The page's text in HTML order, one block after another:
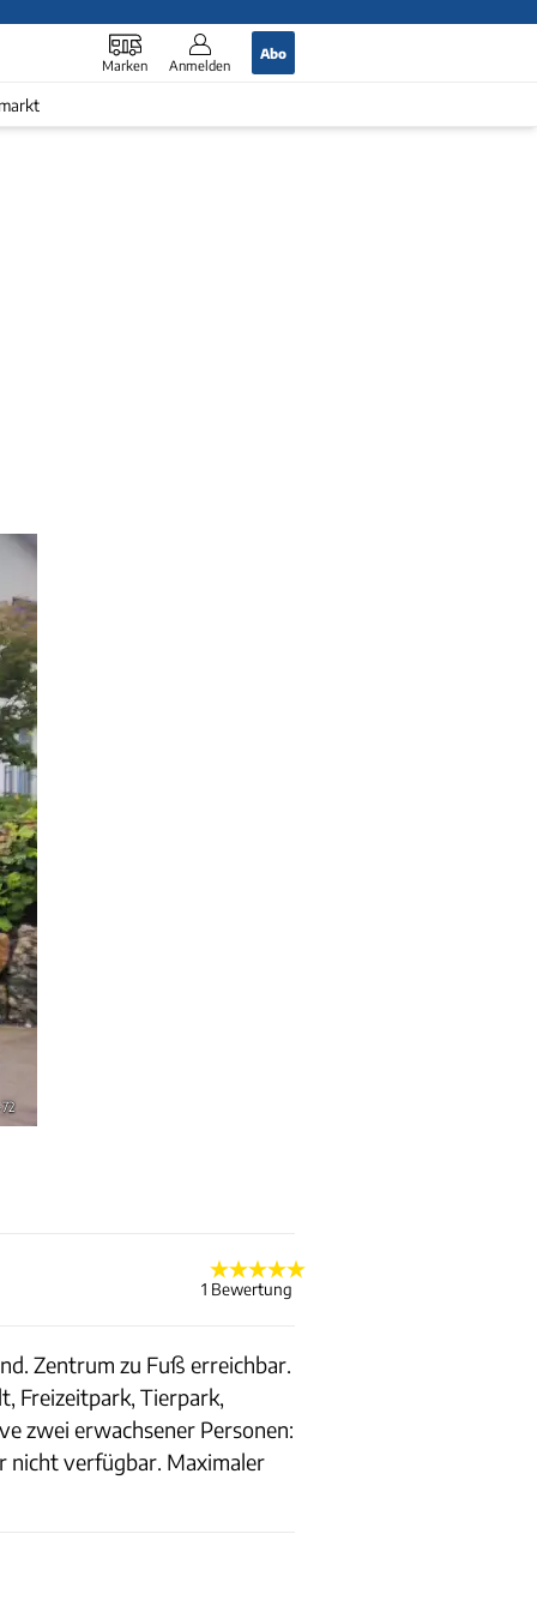
Marken Anmelden
Abo
1 Bewertung
Zentrum zu Fuß erreichbar.
Freizeitpark, Tierpark,
zwei erwachsener Personen:
nicht verfügbar. Maximaler